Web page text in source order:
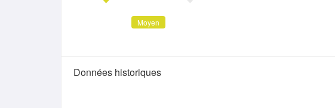
Moyen
Données historiques